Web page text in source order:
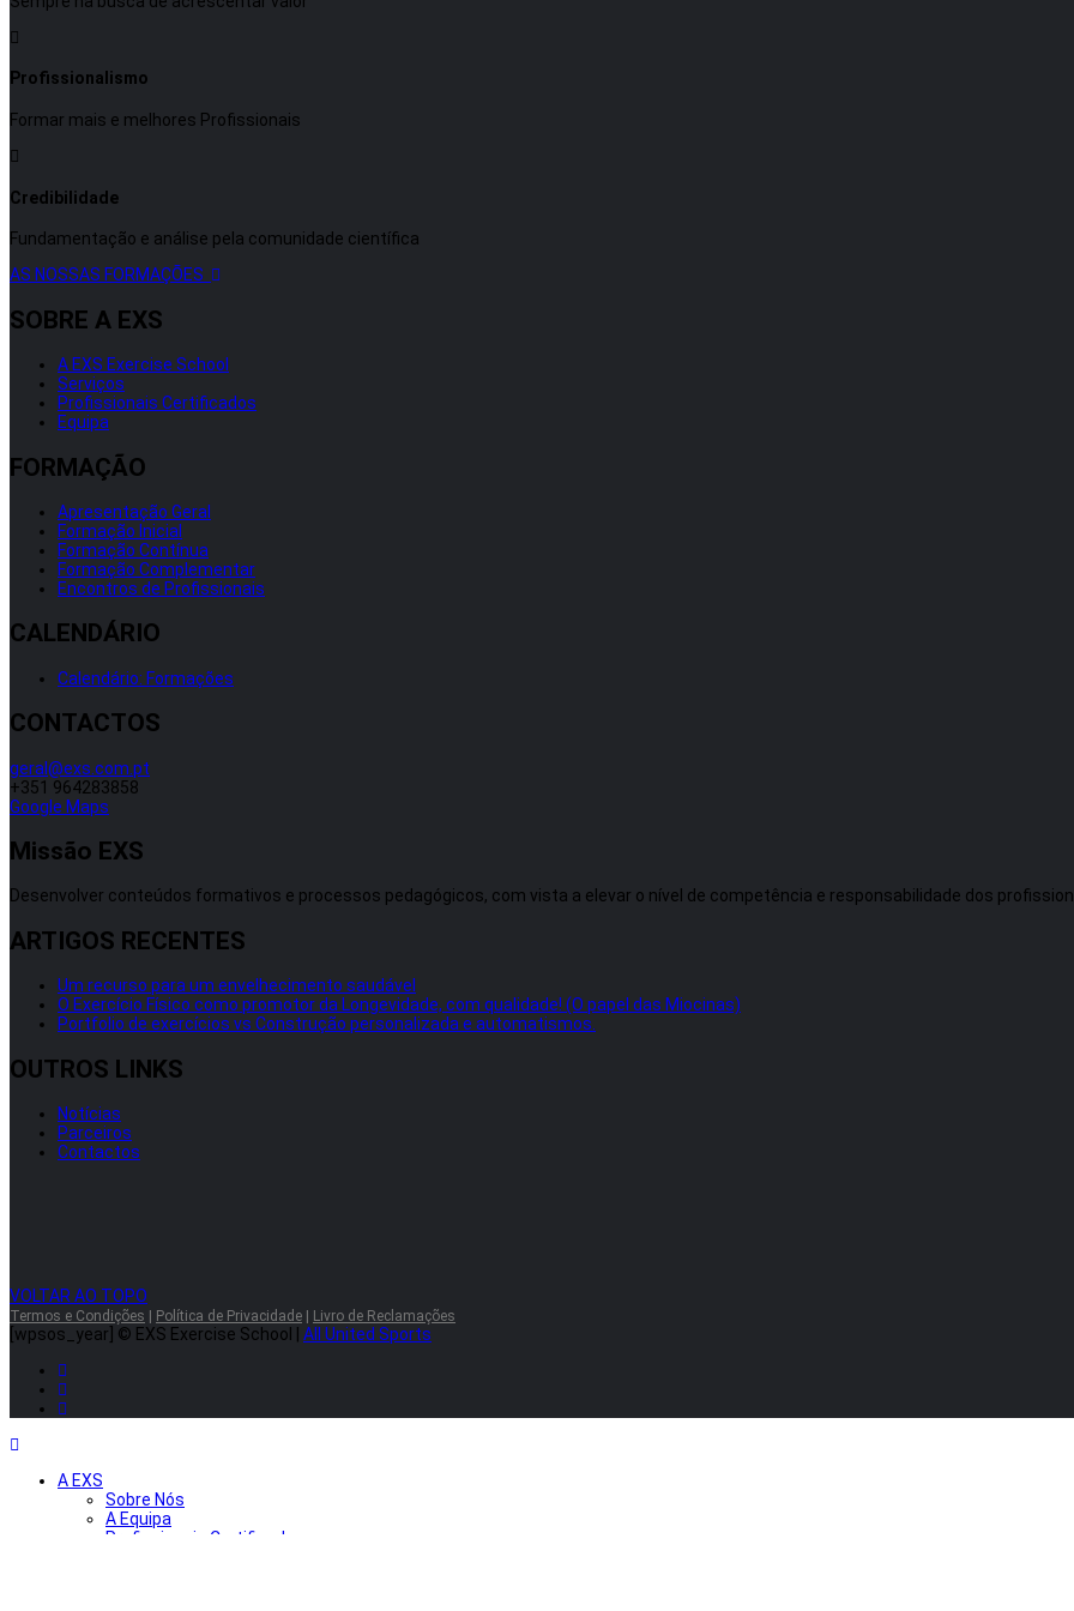
Profissionalismo
Formar mais e melhores Profissionais
Credibilidade
Fundamentação e análise pela comunidade científica
AS NOSSAS FORMAÇÕES
SOBRE A EXS
A EXS Exercise School
Serviços
Profissionais Certificados
Equipa
FORMAÇÃO
Apresentação Geral
Formação Inicial
Formação Contínua
Formação Complementar
Encontros de Profissionais
CALENDÁRIO
Calendário: Formações
CONTACTOS
geral@exs.com.pt
+351 964283858
Google Maps
Missão EXS
Desenvolver conteúdos formativos e processos pedagógicos, com vista a elevar o nível de competência e responsabilidade dos
ARTIGOS RECENTES
Um recurso para um envelhecimento saudável
O Exercício Físico como promotor da Longevidade, com qualidade! (O papel das Miocinas)
Portfolio de exercícios vs Construção personalizada e automatismos.
OUTROS LINKS
Notícias
Parceiros
Contactos
VOLTAR AO TOPO
Termos e Condições Política de Privacidade Livro de Reclamações
[wpsos_year] © EXS Exercise School | All United Sports
A EXS
Sobre Nós
A Equipa
Profissionais Certificados